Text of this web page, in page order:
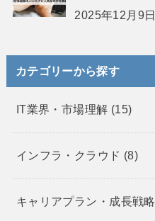
2025年12月9日
カテゴリーから探す
IT業界・市場理解 (15)
インフラ・クラウド (8)
キャリアプラン・成長戦略